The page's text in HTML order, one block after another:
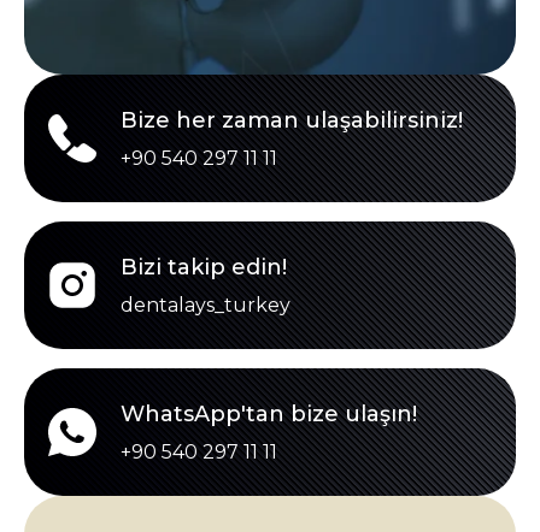
Bize her zaman ulaşabilirsiniz!
+90 540 297 11 11
Bizi takip edin!
dentalays_turkey
WhatsApp'tan bize ulaşın!
+90 540 297 11 11